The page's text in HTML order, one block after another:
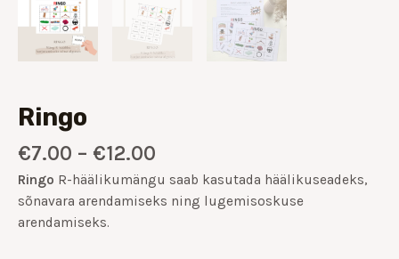
Ringo
€7.00 – €12.00
Ringo R-häälikumängu saab kasutada häälikuseadeks,
sõnavara arendamiseks ning lugemisoskuse
arendamiseks.